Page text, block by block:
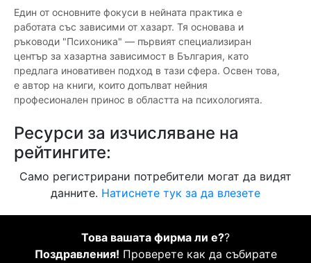
Един от основните фокуси в нейната практика е
работата със зависими от хазарт. Тя основава и
ръководи "Психоника" — първият специализиран
център за хазартна зависимост в България, като
предлага иновативен подход в тази сфера. Освен това,
е автор на книги, които допълват нейния
професионален принос в областта на психологията.
Ресурси за изчисляване на
рейтингите:
Само регистрирани потребители могат да видят
данните. Натиснете тук за да влезете
Това вашата фирма ли е??
Поздравления! Проверете как да събирате